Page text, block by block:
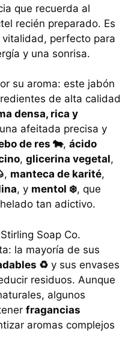
que recuerda al
recién preparado. Es
perfecto para
y una sonrisa.
su aroma: este jabón
de alta calidad
densa, rica y
afeitada precisa y
de res 🐄, ácido
, glicerina vegetal,
, manteca de karité,
, y mentol ❄️, que
tan adictivo.
Soap Co.
la mayoría de sus
♻️ y sus envases
residuos. Aunque
algunos
fragancias
aromas complejos